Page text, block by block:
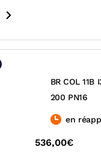
BR COL 11B
200 PN16
en
536,00€